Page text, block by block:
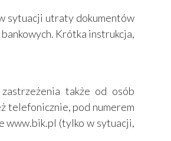
sytuacji utraty dokumentów
Krótka instrukcja,
także od osób
telefonicznie, pod numerem
www.bik.pl (tylko w sytuacji,